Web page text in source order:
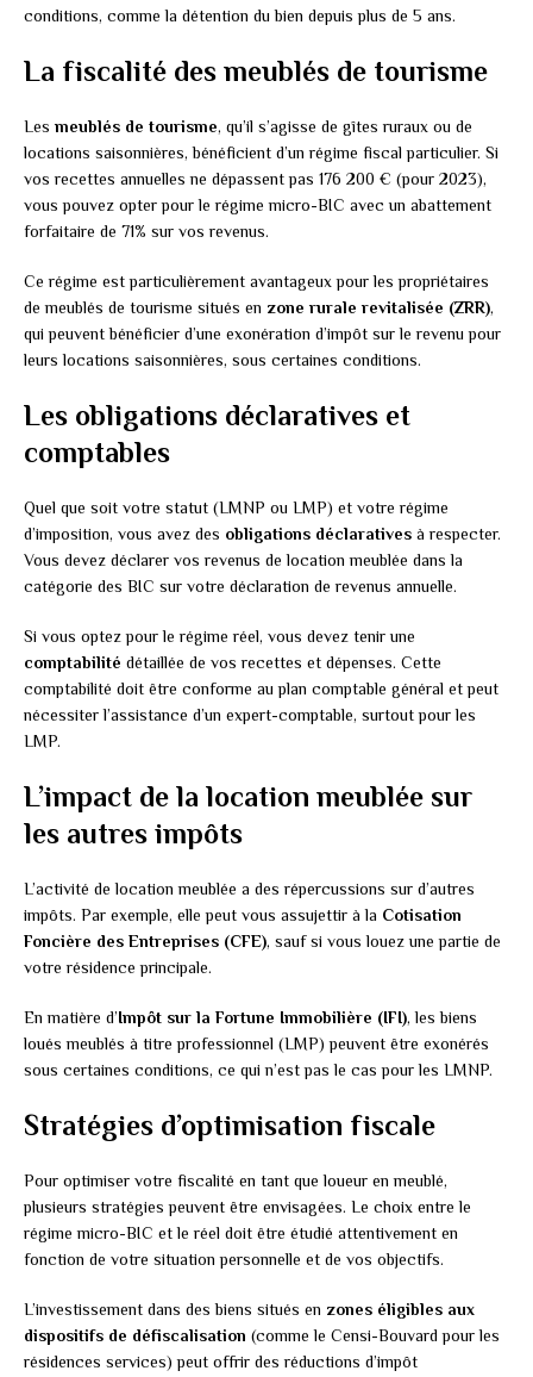
conditions, comme la détention du bien depuis plus de 5 ans.
La fiscalité des meublés de tourisme
Les meublés de tourisme, qu’il s’agisse de gîtes ruraux ou de
locations saisonnières, bénéficient d’un régime fiscal particulier. Si
vos recettes annuelles ne dépassent pas 176 200 € (pour 2023),
vous pouvez opter pour le régime micro-BIC avec un abattement
forfaitaire de 71% sur vos revenus.
Ce régime est particulièrement avantageux pour les propriétaires
de meublés de tourisme situés en zone rurale revitalisée (ZRR),
qui peuvent bénéficier d’une exonération d’impôt sur le revenu pour
leurs locations saisonnières, sous certaines conditions.
Les obligations déclaratives et
comptables
Quel que soit votre statut (LMNP ou LMP) et votre régime
d’imposition, vous avez des obligations déclaratives à respecter.
Vous devez déclarer vos revenus de location meublée dans la
catégorie des BIC sur votre déclaration de revenus annuelle.
Si vous optez pour le régime réel, vous devez tenir une
comptabilité détaillée de vos recettes et dépenses. Cette
comptabilité doit être conforme au plan comptable général et peut
nécessiter l’assistance d’un expert-comptable, surtout pour les
LMP.
L’impact de la location meublée sur
les autres impôts
L’activité de location meublée a des répercussions sur d’autres
impôts. Par exemple, elle peut vous assujettir à la Cotisation
Foncière des Entreprises (CFE), sauf si vous louez une partie de
votre résidence principale.
En matière d’Impôt sur la Fortune Immobilière (IFI), les biens
loués meublés à titre professionnel (LMP) peuvent être exonérés
sous certaines conditions, ce qui n’est pas le cas pour les LMNP.
Stratégies d’optimisation fiscale
Pour optimiser votre fiscalité en tant que loueur en meublé,
plusieurs stratégies peuvent être envisagées. Le choix entre le
régime micro-BIC et le réel doit être étudié attentivement en
fonction de votre situation personnelle et de vos objectifs.
L’investissement dans des biens situés en zones éligibles aux
dispositifs de défiscalisation (comme le Censi-Bouvard pour les
résidences services) peut offrir des réductions d’impôt